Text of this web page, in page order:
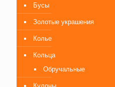
Бусы
Золотые украшения
Колье
Кольца
Обручальные